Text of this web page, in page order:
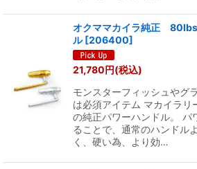
オクママカイラ純正 80lbs
ル[206400]
21,780円(税込)
モンスターフィッシュやグ
は必須アイテム マカイラリ
の純正パワーハンドル。 パ
ることで、通常のハンドル
く、硬い為、より効…